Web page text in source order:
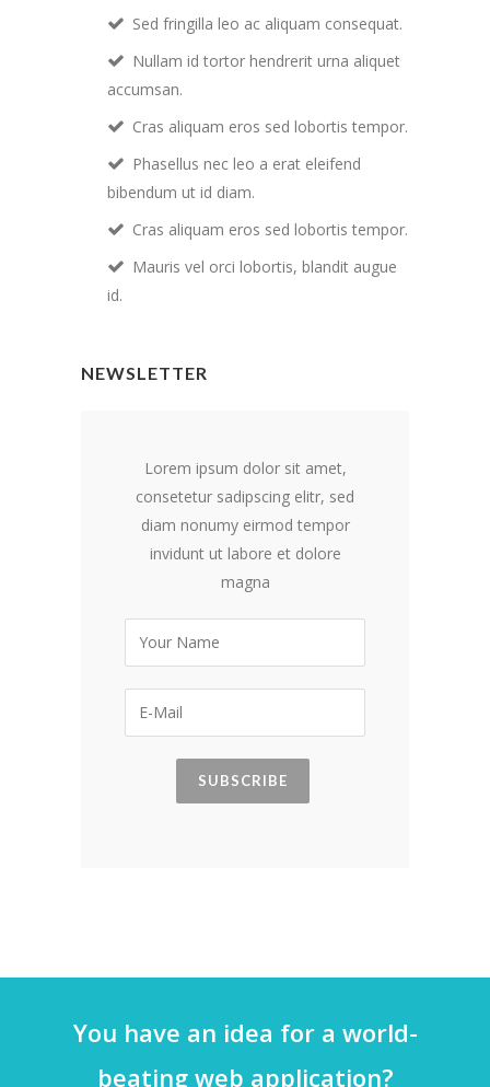
Sed fringilla leo ac aliquam consequat.
Nullam id tortor hendrerit urna aliquet
accumsan.
Cras aliquam eros sed lobortis tempor.
Phasellus nec leo a erat eleifend
bibendum ut id diam.
Cras aliquam eros sed lobortis tempor.
Mauris vel orci lobortis, blandit augue
id.
NEWSLETTER
Lorem ipsum dolor sit amet,
consetetur sadipscing elitr, sed
diam nonumy eirmod tempor
invidunt ut labore et dolore
magna
You have an idea for a world-
beating web application?